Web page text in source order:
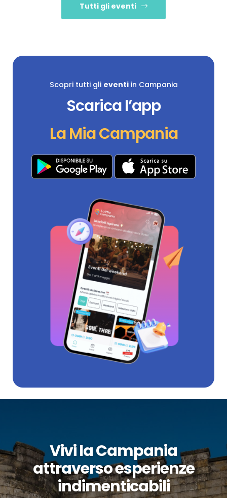
Tutti gli eventi
Scopri tutti gli eventiin Campania
Scarica l’app
La Mia Campania
Vivi la Campania
attraverso esperienze
indimenticabili